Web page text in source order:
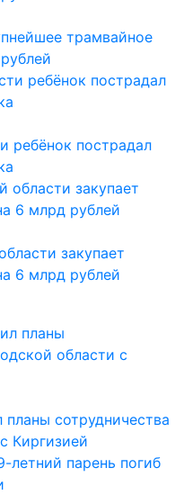
трамвайное
ребёнок пострадал
закупает
6 млрд рублей
сотрудничества
Киргизией